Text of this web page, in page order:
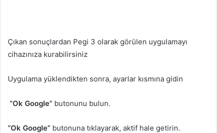
Çıkan sonuçlardan Pegi 3 olarak görülen uygulamayı
cihazınıza kurabilirsiniz
Uygulama yüklendikten sonra, ayarlar kısmına gidin
“Ok Google” butonunu bulun.
“Ok Google” butonuna tıklayarak, aktif hale getirin.